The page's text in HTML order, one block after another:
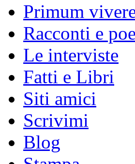
Primum
Racconti e
Le interviste
Fatti e Libri
Siti amici
Scrivimi
Blog